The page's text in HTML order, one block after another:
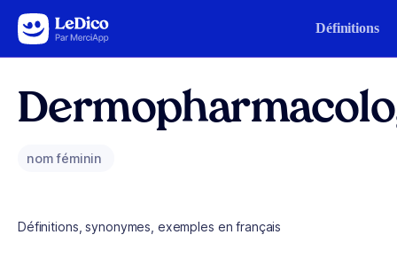
Aller au contenu Définitions
nom féminin
Définitions, synonymes, exemples en français